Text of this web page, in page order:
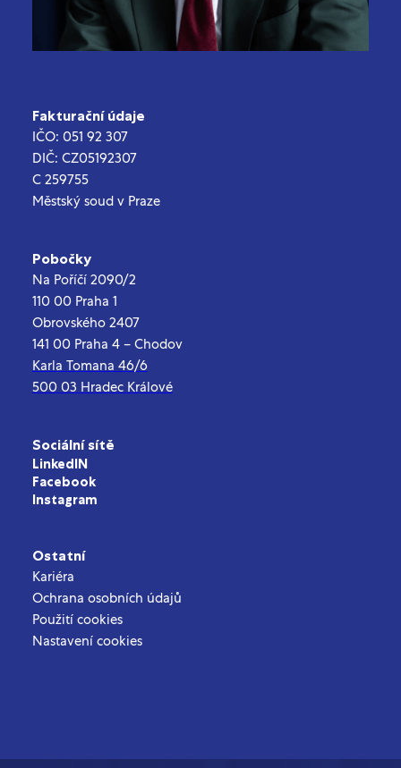
Fakturační údaje
IČO: 051 92 307
DIČ: CZ05192307
C 259755
Městský soud v Praze
Pobočky
Na Poříčí 2090/2
110 00 Praha 1
Obrovského 2407
141 00 Praha 4 – Chodov
Karla Tomana 46/6
500 03 Hradec Králové
Sociální sítě
LinkedIN
Facebook
Instagram
Ostatní
Kariéra
Ochrana osobních údajů
Použití cookies
Nastavení cookies